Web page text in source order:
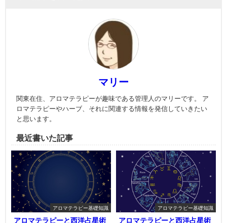
マリー
関東在住、アロマテラピーが趣味である管理人のマリーです。 ア
ロマテラピーやハーブ、それに関連する情報を発信していきたい
と思います。
最近書いた記事
アロマテラピー基礎知識
アロマテラピーと西洋占星術
アロマテラピー基礎知識
アロマテラピーと西洋占星術